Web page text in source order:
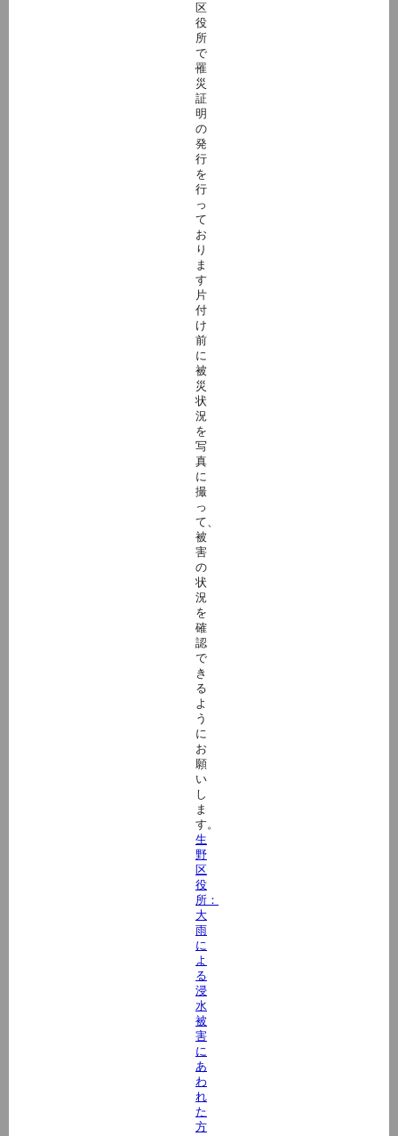
区
役
所
で
罹
災
証
明
の
発
行
を
行
っ
て
お
り
ま
す
片
付
け
前
に
被
災
状
況
を
写
真
に
撮
っ
て、
被
害
の
状
況
を
確
認
で
き
る
よ
う
に
お
願
い
し
ま
す。
生
野
区
役
所：
大
雨
に
よ
る
浸
水
被
害
に
あ
わ
れ
た
方